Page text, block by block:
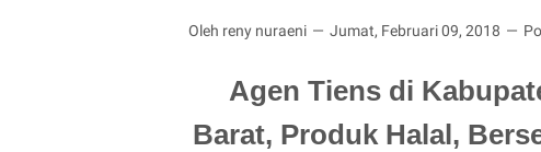
Oleh reny nuraeni Jumat, Februari 09, 2018
Agen Tiens di
Barat, Produk Halal,